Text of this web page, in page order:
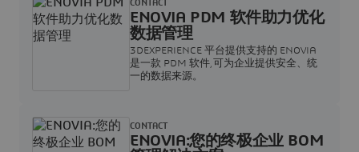
ENOVIA PDM 软件助力优化
数据管理
3DEXPERIENCE 平台提供支持的 ENOVIA
是一款 PDM 软件,可为企业提供安全、统
一的数据来源。
CONTACT
ENOVIA:您的终极企业 BOM
CONTACT